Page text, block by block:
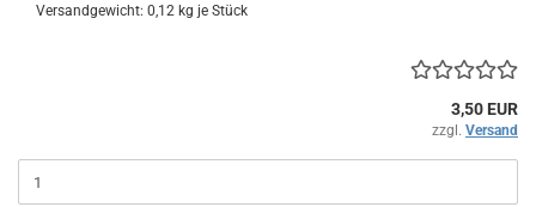
Versandgewicht: 0,12 kg je Stück
3,50 EUR
zzgl. Versand